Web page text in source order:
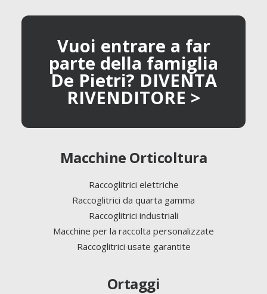
Vuoi entrare a far
parte della famiglia
De Pietri? DIVENTA
RIVENDITORE >
Macchine Orticoltura
Raccoglitrici elettriche
Raccoglitrici da quarta gamma
Raccoglitrici industriali
Macchine per la raccolta personalizzate
Raccoglitrici usate garantite
Ortaggi